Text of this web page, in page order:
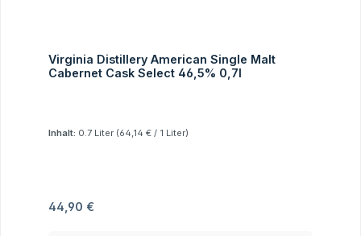
Virginia Distillery American Single Malt
Cabernet Cask Select 46,5% 0,7l
Inhalt: 0.7 Liter (64,14 € / 1 Liter)
Regulärer Preis:
44,90 €